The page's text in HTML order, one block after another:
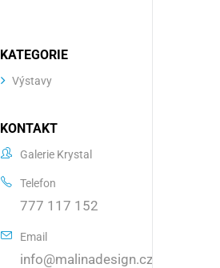
KATEGORIE
Výstavy
KONTAKT
Galerie Krystal
Telefon
777 117 152
Email
info@malinadesign.cz